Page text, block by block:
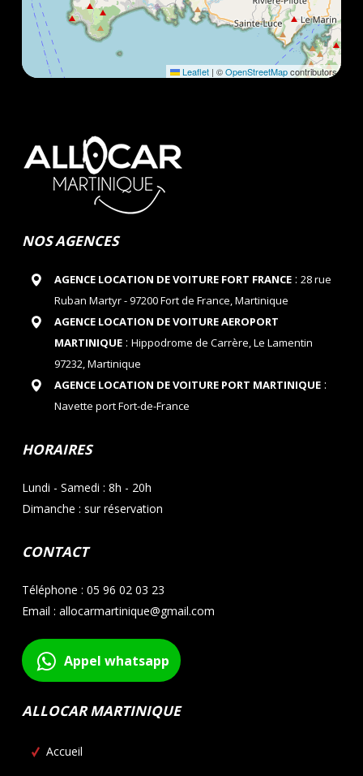
Leaflet | ©OpenStreetMapcontributors
NOS AGENCES
AGENCE LOCATION DE VOITURE FORT FRANCE: 28 rue
Ruban Martyr - 97200 Fort de France, Martinique
AGENCE LOCATION DE VOITURE AEROPORT
MARTINIQUE: Hippodrome de Carrère, Le Lamentin
97232, Martinique
AGENCE LOCATION DE VOITURE PORT MARTINIQUE:
Navette port Fort-de-France
HORAIRES
Lundi - Samedi : 8h - 20h
Dimanche : sur réservation
CONTACT
Téléphone : 05 96 02 03 23
Email : allocarmartinique@gmail.com
Appel whatsapp
ALLOCAR MARTINIQUE
Accueil